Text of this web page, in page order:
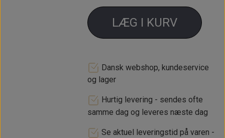
LÆG I KURV
Dansk webshop, kundeservice
og lager
Hurtig levering - sendes ofte
samme dag og leveres næste dag
Se aktuel leveringstid på varen -